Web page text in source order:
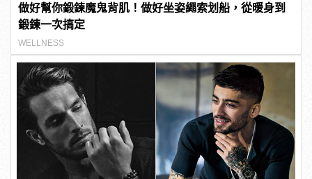
做好幫你鍛鍊魔鬼背肌！做好坐姿繩索划船，從暖身到
鍛鍊一次搞定
WELLNESS